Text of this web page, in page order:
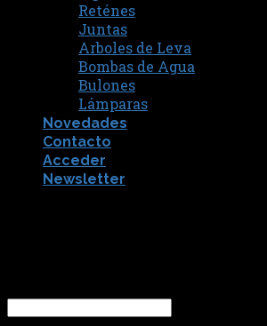
Reténes
Juntas
Arboles de Leva
Bombas de Agua
Bulones
Lámparas
Novedades
Contacto
Acceder
Newsletter